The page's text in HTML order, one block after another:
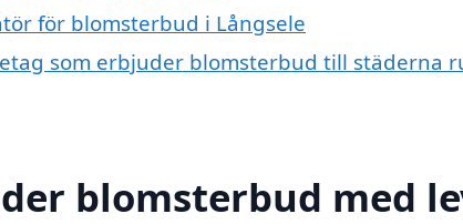
för blomsterbud i Långsele
som erbjuder blomsterbud till städerna
blomsterbud med